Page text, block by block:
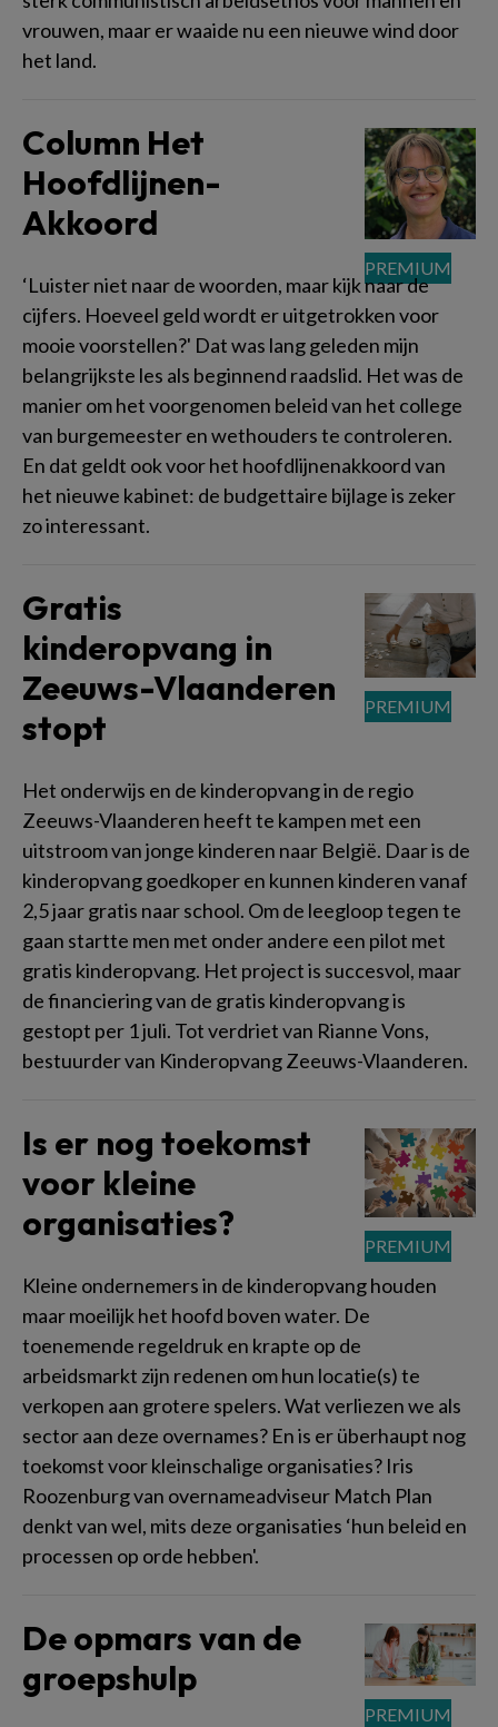
vrouwen, maar er waaide nu een nieuwe wind door
het land.
Column Het
Hoofdlijnen-
Akkoord
‘Luister niet naar de woorden, maar kijk naar de
cijfers. Hoeveel geld wordt er uitgetrokken voor
mooie voorstellen?' Dat was lang geleden mijn
belangrijkste les als beginnend raadslid. Het was de
manier om het voorgenomen beleid van het college
van burgemeester en wethouders te controleren.
En dat geldt ook voor het hoofdlijnenakkoord van
het nieuwe kabinet: de budgettaire bijlage is zeker
zo interessant.
Gratis
kinderopvang in
Zeeuws-Vlaanderen
stopt
Het onderwijs en de kinderopvang in de regio
Zeeuws-Vlaanderen heeft te kampen met een
uitstroom van jonge kinderen naar België. Daar is de
kinderopvang goedkoper en kunnen kinderen vanaf
2,5 jaar gratis naar school. Om de leegloop tegen te
gaan startte men met onder andere een pilot met
gratis kinderopvang. Het project is succesvol, maar
de financiering van de gratis kinderopvang is
gestopt per 1 juli. Tot verdriet van Rianne Vons,
bestuurder van Kinderopvang Zeeuws-Vlaanderen.
Is er nog toekomst
voor kleine
organisaties?
Kleine ondernemers in de kinderopvang houden
maar moeilijk het hoofd boven water. De
toenemende regeldruk en krapte op de
arbeidsmarkt zijn redenen om hun locatie(s) te
verkopen aan grotere spelers. Wat verliezen we als
sector aan deze overnames? En is er überhaupt nog
toekomst voor kleinschalige organisaties? Iris
Roozenburg van overnameadviseur Match Plan
denkt van wel, mits deze organisaties ‘hun beleid en
processen op orde hebben'.
De opmars van de
groepshulp